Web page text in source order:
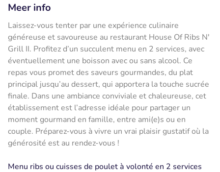
Meer info
Laissez-vous tenter par une expérience culinaire
généreuse et savoureuse au restaurant House Of Ribs N'
Grill II. Profitez d’un succulent menu en 2 services, avec
éventuellement une boisson avec ou sans alcool. Ce
repas vous promet des saveurs gourmandes, du plat
principal jusqu’au dessert, qui apportera la touche sucrée
finale. Dans une ambiance conviviale et chaleureuse, cet
établissement est l’adresse idéale pour partager un
moment gourmand en famille, entre ami(e)s ou en
couple. Préparez-vous à vivre un vrai plaisir gustatif où la
générosité est au rendez-vous !
Menu ribs ou cuisses de poulet à volonté en 2 services